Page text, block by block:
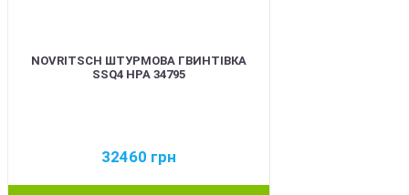
NOVRITSCH ШТУРМОВА ГВИНТІВКА
SSQ4 HPA 34795
32460 грн